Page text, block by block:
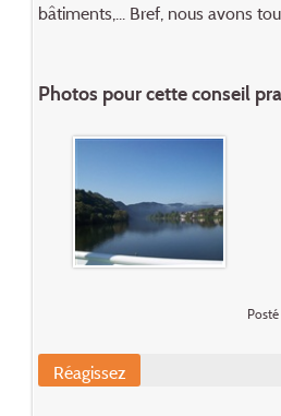
bâtiments,... Bref, nous avons
Photos pour cette conseil
Réagissez